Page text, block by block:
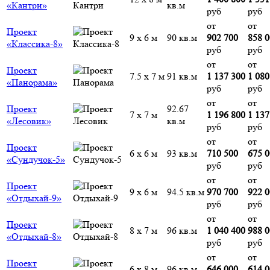
«Кантри»
кв.м
руб
руб
Проект
«Классика-8»
9 х 6 м 90 кв.м
от
902 700
руб
от
858
руб
Проект
«Панорама»
7.5 х 7 м 91 кв.м
от
1 137 300
руб
от
1
руб
Проект
«Лесовик»
7 х 7 м
92.67
кв.м
от
1 196 800
руб
от
1
руб
Проект
«Сундучок-5»
6 х 6 м 93 кв.м
от
710 500
руб
от
675
руб
Проект
«Отдыхай-9»
9 х 6 м 94.5 кв.м
от
970 700
руб
от
922
руб
Проект
«Отдыхай-8»
8 х 7 м 96 кв.м
от
1 040 400
руб
от
988
руб
Проект
от
от